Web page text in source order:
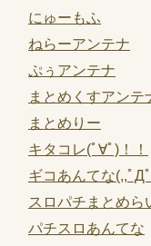
にゅーもふ
ねらーアンテナ
ぷぅアンテナ
まとめくすアンテ
まとめりー
キタコレ(ﾟ∀ﾟ)！！
ギコあんてな(,,ﾟД
スロパチまとめら
パチスロあんてな